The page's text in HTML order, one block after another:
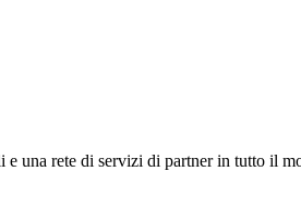
una rete di servizi di partner in tutto il